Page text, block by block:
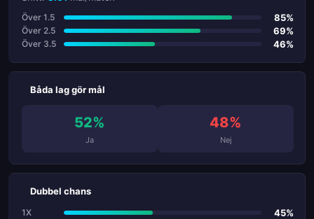
Över 1.5 85%
Över 2.5 69%
Över 3.5 46%
Båda lag gör mål
52%
Ja
48%
Nej
Dubbel chans
1X 45%